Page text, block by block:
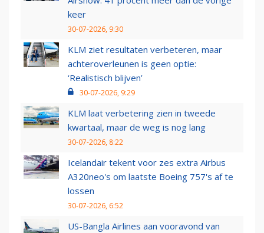
keer
30-07-2026, 9:30
KLM ziet resultaten verbeteren, maar
achteroverleunen is geen optie:
‘Realistisch blijven’
30-07-2026, 9:29
KLM laat verbetering zien in tweede
kwartaal, maar de weg is nog lang
30-07-2026, 8:22
Icelandair tekent voor zes extra Airbus
A320neo's om laatste Boeing 757's af te
lossen
30-07-2026, 6:52
US-Bangla Airlines aan vooravond van